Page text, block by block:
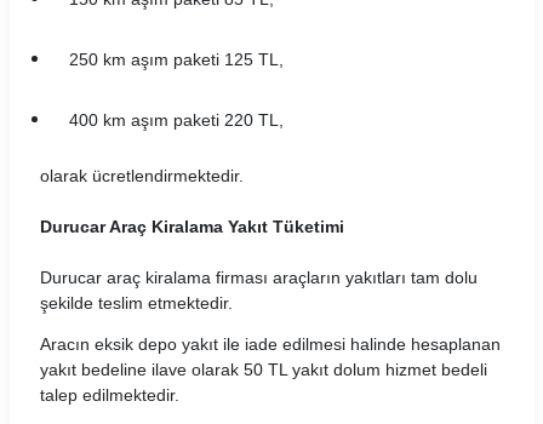
Mayrent Araç Kiralama Koşulları
Mert Araç Kiralama Koşulları
Mobilup Araç Kiralama Koşulları
Multicar Araç Kiralama Koşulları
Natura Araç Kiralama Koşulları
Nissa Araç Kiralama Koşulları
Oğuz Araç Kiralama Koşulları
250 km aşım paketi 125 TL,
400 km aşım paketi 220 TL,
olarak ücretlendirmektedir.
Durucar Araç Kiralama Yakıt Tüketimi
Durucar araç kiralama firması araçların yakıtları tam dolu
şekilde teslim etmektedir.
Aracın eksik depo yakıt ile iade edilmesi halinde hesaplanan
yakıt bedeline ilave olarak 50 TL yakıt dolum hizmet bedeli
talep edilmektedir.